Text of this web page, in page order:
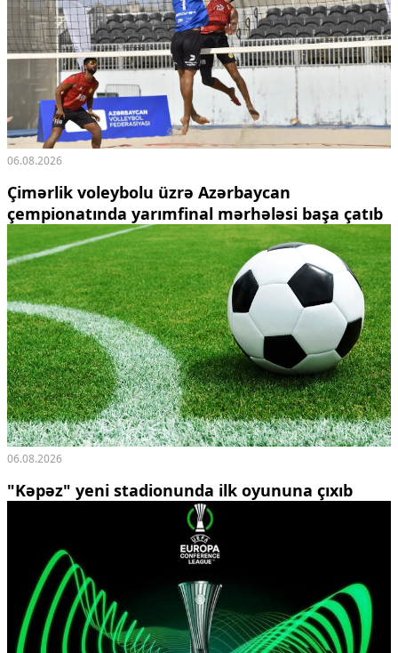
06.08.2026
Çimərlik voleybolu üzrə Azərbaycan
çempionatında yarımfinal mərhələsi başa çatıb
06.08.2026
"Kəpəz" yeni stadionunda ilk oyununa çıxıb